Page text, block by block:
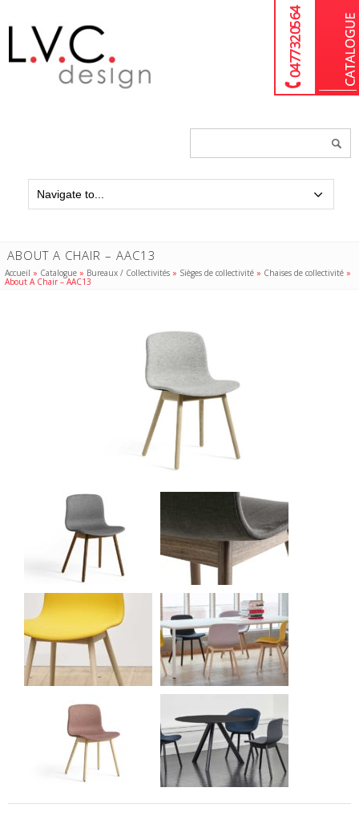
04 77 32 05 64
ABOUT A CHAIR – AAC13
Accueil » Catalogue » Bureaux / Collectivités » Sièges de collectivité » Chaises de collectivité »
About A Chair – AAC13